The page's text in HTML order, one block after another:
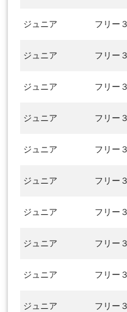
ジュニア フリー
ジュニア フリー
ジュニア フリー
ジュニア フリー
ジュニア フリー
ジュニア フリー
ジュニア フリー
ジュニア フリー
ジュニア フリー
ジュニア フリー